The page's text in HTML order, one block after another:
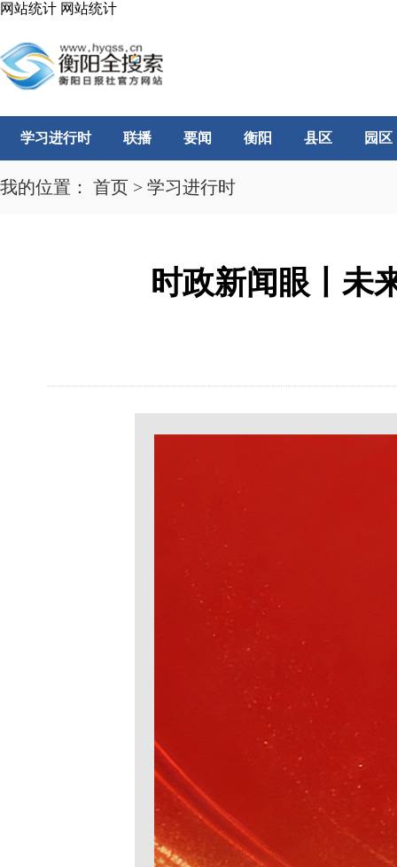
网站统计 网站统计
学习进行时 联播 要闻 衡阳 县区 园区
我的位置： 首页 > 学习进行时
时政新闻眼丨未